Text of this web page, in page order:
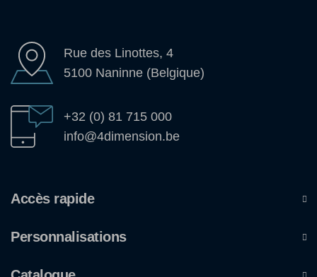
Rue des Linottes, 4
5100 Naninne (Belgique)
+32 (0) 81 715 000
info@4dimension.be
Accès rapide
Personnalisations